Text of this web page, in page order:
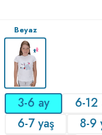
Beyaz
3-6 ay 6-12
6-7 yaş
8-9